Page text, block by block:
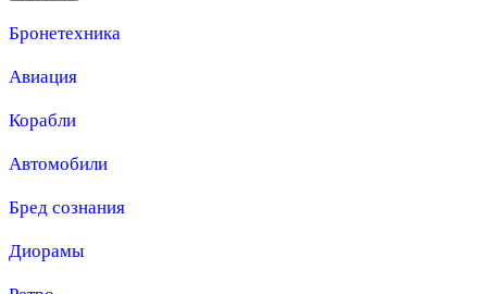
Бронетехника
Авиация
Корабли
Автомобили
Бред сознания
Диорамы